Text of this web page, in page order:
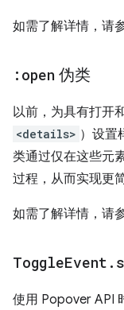
如需了解详情，请
:open 伪类
以前，为具有打开
<details> ）设置
类通过仅在这些元
过程，从而实现更
如需了解详情，请
ToggleEvent .
使用 Popover API